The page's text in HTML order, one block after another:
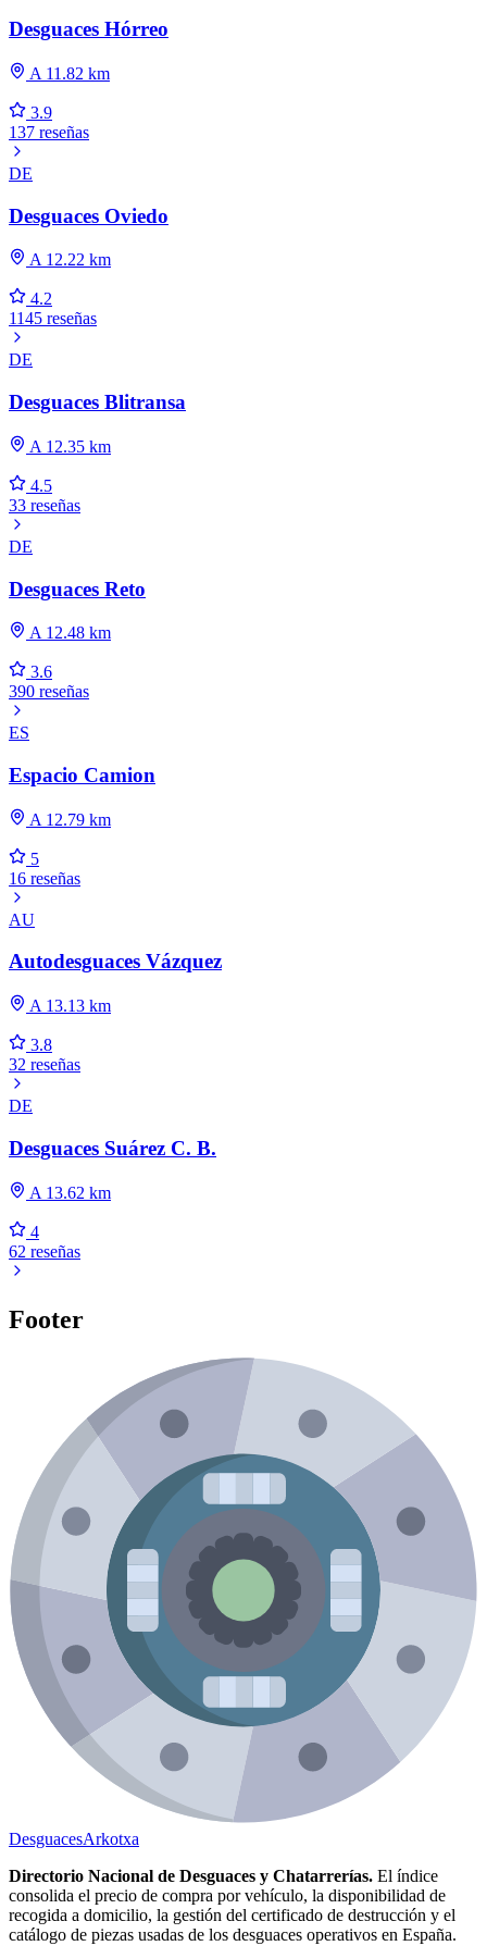
Desguaces Hórreo
A 11.82 km
3.9
137 reseñas
DE
Desguaces Oviedo
A 12.22 km
4.2
1145 reseñas
DE
Desguaces Blitransa
A 12.35 km
4.5
33 reseñas
DE
Desguaces Reto
A 12.48 km
3.6
390 reseñas
ES
Espacio Camion
A 12.79 km
5
16 reseñas
AU
Autodesguaces Vázquez
A 13.13 km
3.8
32 reseñas
DE
Desguaces Suárez C. B.
A 13.62 km
4
62 reseñas
Footer
DesguacesArkotxa
Directorio Nacional de Desguaces y Chatarrerías. El índice
consolida el precio de compra por vehículo, la disponibilidad de
recogida a domicilio, la gestión del certificado de destrucción y el
catálogo de piezas usadas de los desguaces operativos en España.